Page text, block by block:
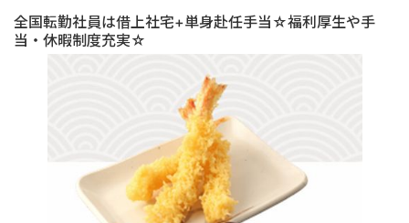
全国転勤社員は借上社宅+単身赴任手当☆福利厚生や手
当・休暇制度充実☆